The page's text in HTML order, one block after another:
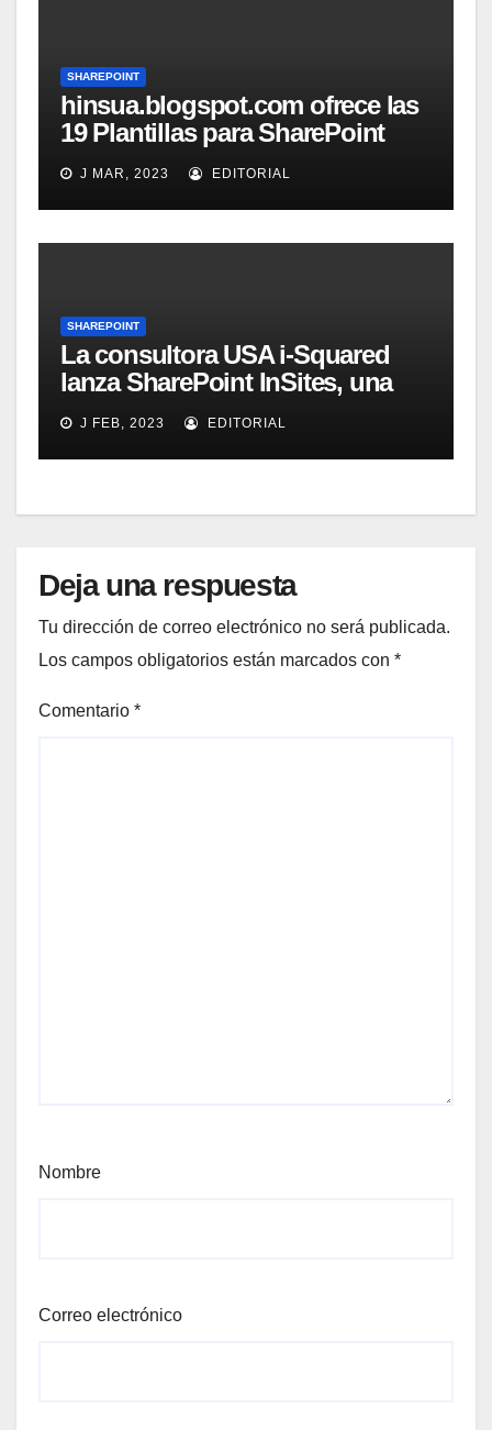
SHAREPOINT
hinsua.blogspot.com ofrece las
19 Plantillas para SharePoint
2010J MAR, 2023 EDITORIAL
SHAREPOINT
La consultora USA i-Squared
lanza SharePoint InSites, una
herramienta para que los
usuarios de una organización
aprendan a sacar el mayor
J FEB, 2023 EDITORIAL
Deja una respuesta
Tu dirección de correo electrónico no será publicada.
Los campos obligatorios están marcados con *
Comentario *
Nombre
Correo electrónico